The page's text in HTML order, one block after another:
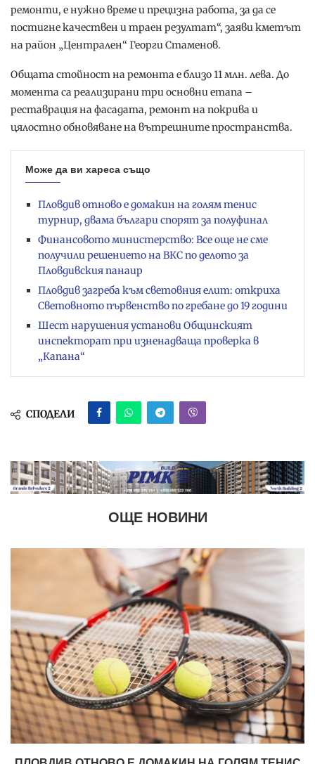
ремонти, е нужно време и прецизна работа, за да се
постигне качествен и траен резултат“, заяви кметът
на район „Централен“ Георги Стаменов.
Общата стойност на ремонта е близо 11 млн. лева. До
момента са реализирани три основни етапа –
реставрация на фасадата, ремонт на покрива и
цялостно обновяване на вътрешните пространства.
Може да ви хареса също
Пловдив отново е домакин на голям тенис
турнир, двама българи спорят за полуфинал
Финансовото министерство: Все още не сме
получили решението на ВКС по делото за
Пловдивския панаир
Пловдив загреба към световния елит: откриха
Световното първенство по гребане до 19 години
Шест нарушения установи Общинският
инспекторат при изненадваща проверка в
„Капана“
СПОДЕЛИ
ОЩЕ НОВИНИ